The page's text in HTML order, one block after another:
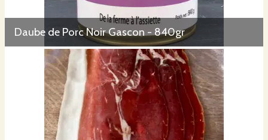
Daube de Porc Noir Gascon - 840gr